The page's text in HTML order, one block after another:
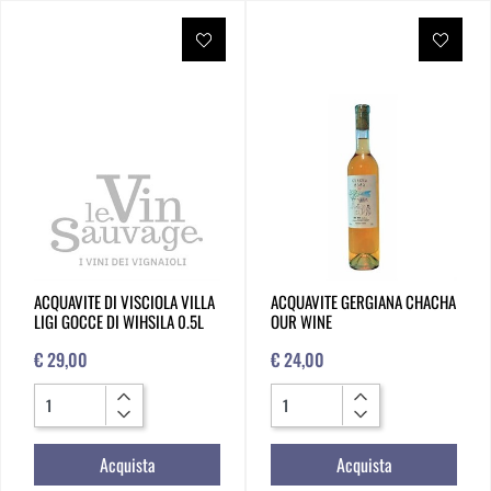
ACQUAVITE DI VISCIOLA VILLA
LIGI GOCCE DI WIHSILA 0.5L
€ 29,00
Quantità
Acquista
ACQUAVITE GERGIANA CHACHA
OUR WINE
€ 24,00
Quantità
Acquista